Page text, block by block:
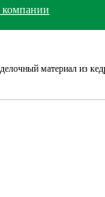
материал из